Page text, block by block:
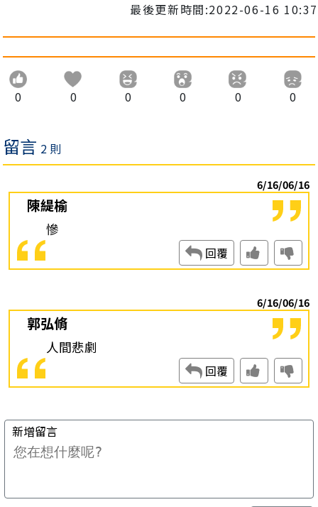
最後更新時間:2022-06-16 10:37
0 0 0 0 0 0